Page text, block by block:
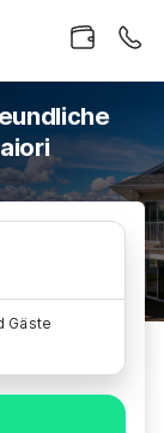
Gäste